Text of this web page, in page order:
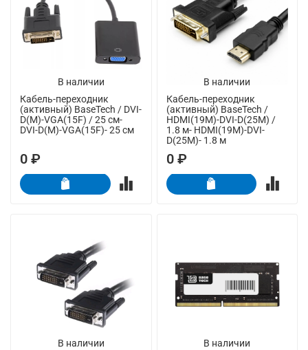
В наличии
Кабель-переходник
(активный) BaseTech / DVI-
D(M)-VGA(15F) / 25 см-
DVI-D(M)-VGA(15F)- 25 см
0 ₽
В наличии
Кабель-переходник
(активный) BaseTech /
HDMI(19M)-DVI-D(25M) /
1.8 м- HDMI(19M)-DVI-
D(25M)- 1.8 м
0 ₽
В наличии
В наличии